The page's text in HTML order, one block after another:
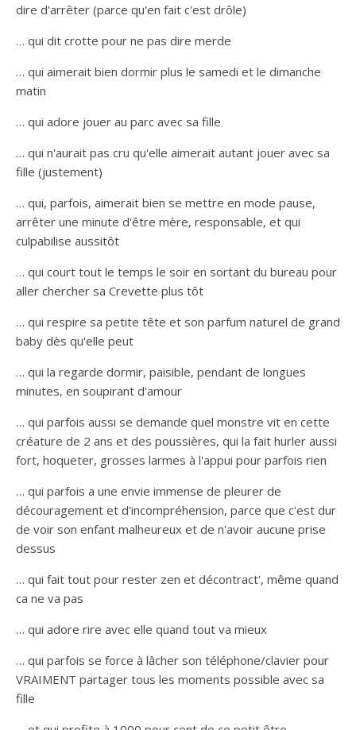
dire d'arrêter (parce qu'en fait c'est drôle)
… qui dit crotte pour ne pas dire merde
… qui aimerait bien dormir plus le samedi et le dimanche
matin
… qui adore jouer au parc avec sa fille
… qui n'aurait pas cru qu'elle aimerait autant jouer avec sa
fille (justement)
… qui, parfois, aimerait bien se mettre en mode pause,
arrêter une minute d'être mère, responsable, et qui
culpabilise aussitôt
… qui court tout le temps le soir en sortant du bureau pour
aller chercher sa Crevette plus tôt
… qui respire sa petite tête et son parfum naturel de grand
baby dès qu'elle peut
… qui la regarde dormir, paisible, pendant de longues
minutes, en soupirant d'amour
… qui parfois aussi se demande quel monstre vit en cette
créature de 2 ans et des poussières, qui la fait hurler aussi
fort, hoqueter, grosses larmes à l'appui pour parfois rien
… qui parfois a une envie immense de pleurer de
découragement et d'incompréhension, parce que c'est dur
de voir son enfant malheureux et de n'avoir aucune prise
dessus
… qui fait tout pour rester zen et décontract', même quand
ca ne va pas
… qui adore rire avec elle quand tout va mieux
… qui parfois se force à lâcher son téléphone/clavier pour
VRAIMENT partager tous les moments possible avec sa
fille